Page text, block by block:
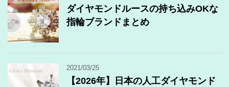
ダイヤモンドルースの持ち込みOKな
指輪ブランドまとめ
2021/03/25
【2026年】日本の人工ダイヤモンド